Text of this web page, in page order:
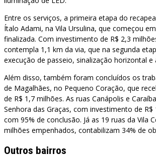
Entre os serviços, a primeira etapa do
Ítalo Adami, na Vila Ursulina, que começou
finalizada. Com investimento de R$ 2,3
contempla 1,1 km da via, que na segunda
execução de passeio, sinalização horizontal e
Além disso, também foram concluídos os
de Magalhães, no Pequeno Coração, que
de R$ 1,7 milhões. As ruas Canápolis e
Senhora das Graças, com investimento de
com 95% de conclusão. Já as 19 ruas da Vila
milhões empenhados, contabilizam 34% de
Outros bairros